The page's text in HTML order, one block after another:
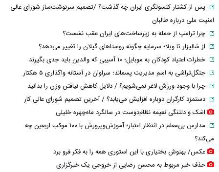
پس از کشتار کنسولگری ایران چه گذشت؟ /تصمیم سرنوشت‌ساز شورای عالی
امنیت ملی درباره طالبان
چرا ترامپ از حمله به زیرساخت‌های ایران عقب نشست؟
از شالیزار تا ویلا؛ سرمایه چگونه روستاهای گیلان را تغییر می‌دهد؟
خطرات اعتیاد کودکان به موبایل؛ ۱۰ آسیبی که والدین باید جدی بگیرند
جنگل‌تراشی به اسم مدیریت پسماند؛ سراوان در آستانه واگذاری ۵ هکتار
چرا با وجود ورزش لاغر نمی‌شویم؟ / دلایل کاهش نیافتن وزن را بدانید
دستمزد کارگران دوباره افزایش می‌یابد؟ / آخرین تصمیم شورای عالی کار
اشک و دلتنگی نعیمه نظام‌دوست در سالگرد ماه‌چهره خلیلی
مدارس بی‌معلم در انتظار اعتبار؛ آموزش‌وپرورش با ۱۰۰ موکب اربعین چه
می‌کند؟
عکس/ بهنوش بختیاری با این استوری همه را به فکر فرو برد
حذف خبر مربوط به محسن رضایی از خروجی یک خبرگزاری